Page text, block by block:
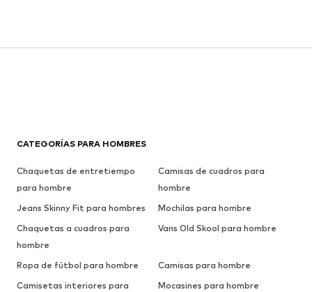
CATEGORÍAS PARA HOMBRES
Chaquetas de entretiempo
para hombre
Camisas de cuadros para
hombre
Jeans Skinny Fit para hombres
Mochilas para hombre
Chaquetas a cuadros para
hombre
Vans Old Skool para hombre
Ropa de fútbol para hombre
Camisas para hombre
Camisetas interiores para
Mocasines para hombre